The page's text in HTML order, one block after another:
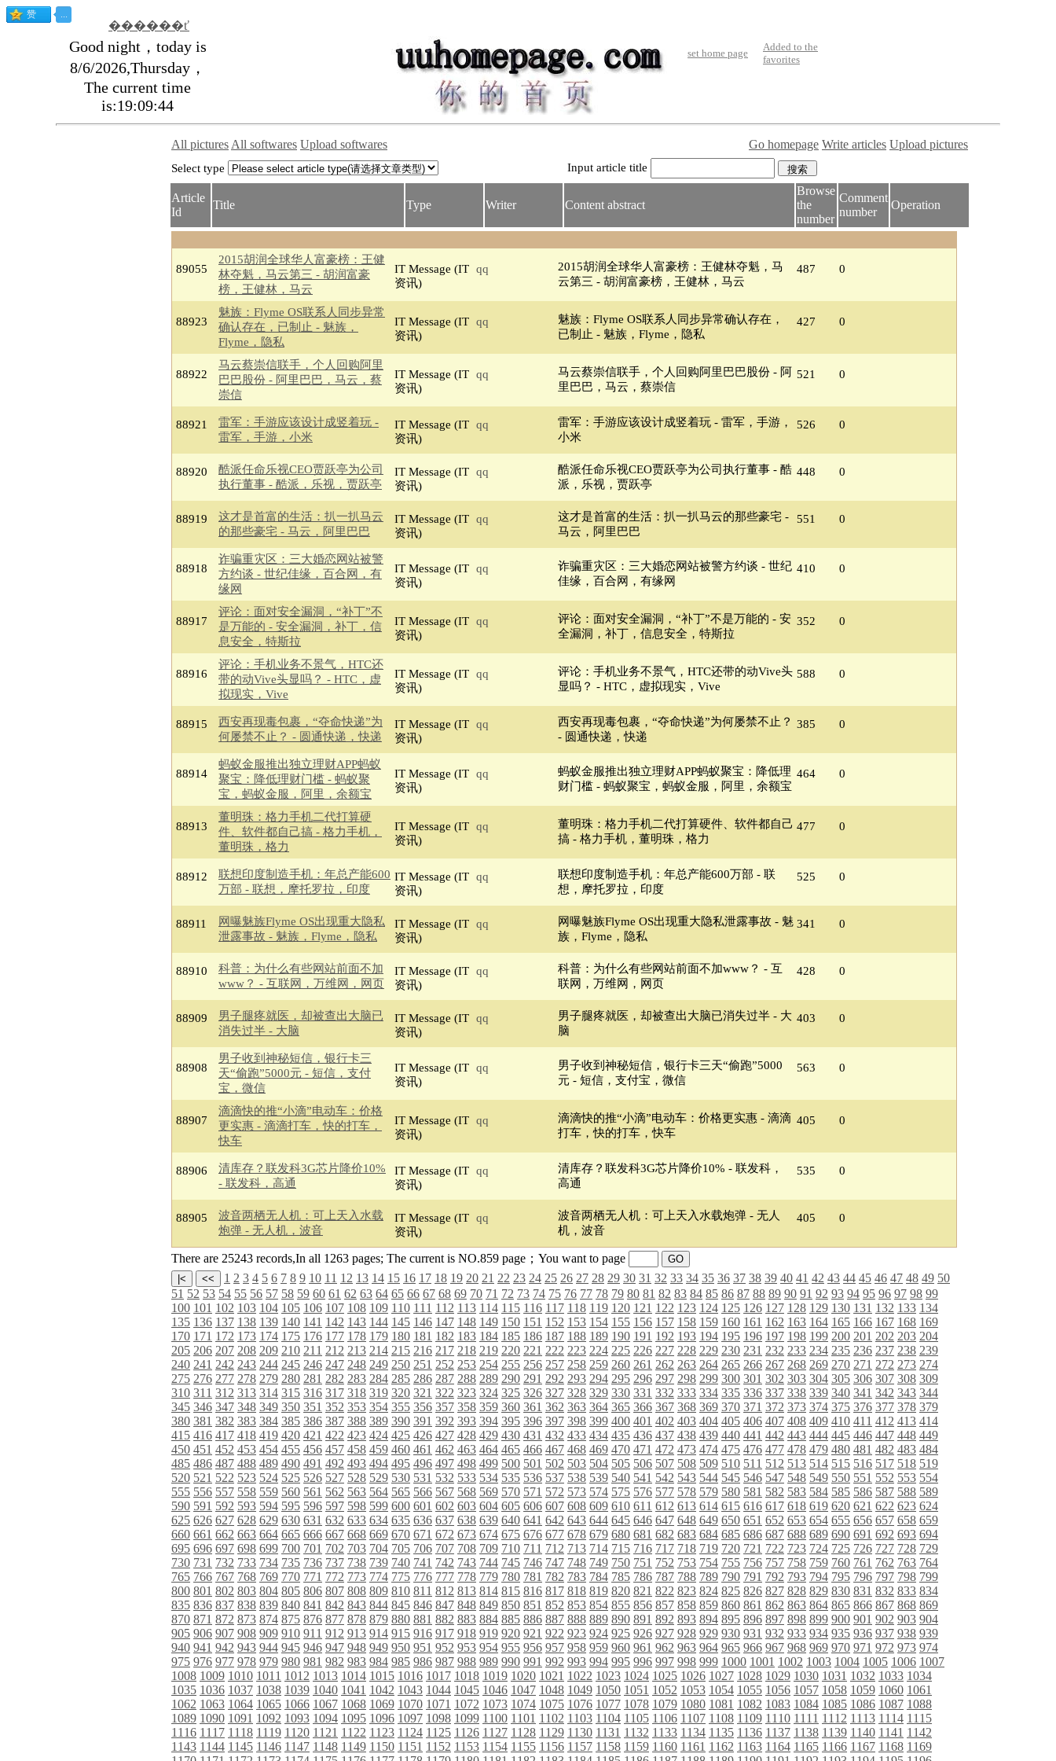
������ť
Good night，today is
8/6/2026,Thursday，
The current time
is:19:09:44
set home page
Added to the
favorites
All pictures All softwares Upload softwares Go homepage Write articles Upload pictures
Select type Input article title
Article
Id
Title Type Writer Content abstract
Browse
the
number
Comment
number
Operation
89055
2015胡润全球华人富豪榜：王健
林夺魁，马云第三 - 胡润富豪
榜，王健林，马云
IT Message (IT
资讯)
qq
2015胡润全球华人富豪榜：王健林夺魁，马
云第三 - 胡润富豪榜，王健林，马云
487 0
88923
魅族：Flyme OS联系人同步异常
确认存在，已制止 - 魅族，
Flyme，隐私
IT Message (IT
资讯)
qq
魅族：Flyme OS联系人同步异常确认存在，
已制止 - 魅族，Flyme，隐私
427 0
88922
马云蔡崇信联手，个人回购阿里
巴巴股份 - 阿里巴巴，马云，蔡
崇信
IT Message (IT
资讯)
qq
马云蔡崇信联手，个人回购阿里巴巴股份 - 阿
里巴巴，马云，蔡崇信
521 0
88921
雷军：手游应该设计成竖着玩 -
雷军，手游，小米
IT Message (IT
资讯)
qq
雷军：手游应该设计成竖着玩 - 雷军，手游，
小米
526 0
88920
酷派任命乐视CEO贾跃亭为公司
执行董事 - 酷派，乐视，贾跃亭
IT Message (IT
资讯)
qq
酷派任命乐视CEO贾跃亭为公司执行董事 - 酷
派，乐视，贾跃亭
448 0
88919
这才是首富的生活：扒一扒马云
的那些豪宅 - 马云，阿里巴巴
IT Message (IT
资讯)
qq
这才是首富的生活：扒一扒马云的那些豪宅 -
马云，阿里巴巴
551 0
88918
诈骗重灾区：三大婚恋网站被警
方约谈 - 世纪佳缘，百合网，有
缘网
IT Message (IT
资讯)
qq
诈骗重灾区：三大婚恋网站被警方约谈 - 世纪
佳缘，百合网，有缘网
410 0
88917
评论：面对安全漏洞，“补丁”不
是万能的 - 安全漏洞，补丁，信
息安全，特斯拉
IT Message (IT
资讯)
qq
评论：面对安全漏洞，“补丁”不是万能的 - 安
全漏洞，补丁，信息安全，特斯拉
352 0
88916
评论：手机业务不景气，HTC还
带的动Vive头显吗？ - HTC，虚
拟现实，Vive
IT Message (IT
资讯)
qq
评论：手机业务不景气，HTC还带的动Vive头
显吗？ - HTC，虚拟现实，Vive
588 0
88915
西安再现毒包裹，“夺命快递”为
何屡禁不止？ - 圆通快递，快递
IT Message (IT
资讯)
qq
西安再现毒包裹，“夺命快递”为何屡禁不止？
- 圆通快递，快递
385 0
88914
蚂蚁金服推出独立理财APP蚂蚁
聚宝：降低理财门槛 - 蚂蚁聚
宝，蚂蚁金服，阿里，余额宝
IT Message (IT
资讯)
qq
蚂蚁金服推出独立理财APP蚂蚁聚宝：降低理
财门槛 - 蚂蚁聚宝，蚂蚁金服，阿里，余额宝
464 0
88913
董明珠：格力手机二代打算硬
件、软件都自己搞 - 格力手机，
董明珠，格力
IT Message (IT
资讯)
qq
董明珠：格力手机二代打算硬件、软件都自己
搞 - 格力手机，董明珠，格力
477 0
88912
联想印度制造手机：年总产能600
万部 - 联想，摩托罗拉，印度
IT Message (IT
资讯)
qq
联想印度制造手机：年总产能600万部 - 联
想，摩托罗拉，印度
525 0
88911
网曝魅族Flyme OS出现重大隐私
泄露事故 - 魅族，Flyme，隐私
IT Message (IT
资讯)
qq
网曝魅族Flyme OS出现重大隐私泄露事故 - 魅
族，Flyme，隐私
341 0
88910
科普：为什么有些网站前面不加
www？ - 互联网，万维网，网页
IT Message (IT
资讯)
qq
科普：为什么有些网站前面不加www？ - 互
联网，万维网，网页
428 0
88909
男子腿疼就医，却被查出大脑已
消失过半 - 大脑
IT Message (IT
资讯)
qq
男子腿疼就医，却被查出大脑已消失过半 - 大
脑
403 0
88908
男子收到神秘短信，银行卡三
天“偷跑”5000元 - 短信，支付
宝，微信
IT Message (IT
资讯)
qq
男子收到神秘短信，银行卡三天“偷跑”5000
元 - 短信，支付宝，微信
563 0
88907
滴滴快的推“小滴”电动车：价格
更实惠 - 滴滴打车，快的打车，
快车
IT Message (IT
资讯)
qq
滴滴快的推“小滴”电动车：价格更实惠 - 滴滴
打车，快的打车，快车
405 0
88906
清库存？联发科3G芯片降价10%
- 联发科，高通
IT Message (IT
资讯)
qq
清库存？联发科3G芯片降价10% - 联发科，
高通
535 0
88905
波音两栖无人机：可上天入水载
炮弹 - 无人机，波音
IT Message (IT
资讯)
qq
波音两栖无人机：可上天入水载炮弹 - 无人
机，波音
405 0
There are 25243 records,In all 1263 pages; The current is NO.859 page；You want to page
1 2 3 4 5 6 7 8 9 10 11 12 13 14 15 16 17 18 19 20 21 22 23 24 25 26 27 28 29 30 31 32 33 34 35 36 37 38 39 40 41 42 43 44 45 46 47 48 49 50
51 52 53 54 55 56 57 58 59 60 61 62 63 64 65 66 67 68 69 70 71 72 73 74 75 76 77 78 79 80 81 82 83 84 85 86 87 88 89 90 91 92 93 94 95 96 97 98 99
100 101 102 103 104 105 106 107 108 109 110 111 112 113 114 115 116 117 118 119 120 121 122 123 124 125 126 127 128 129 130 131 132 133 134
135 136 137 138 139 140 141 142 143 144 145 146 147 148 149 150 151 152 153 154 155 156 157 158 159 160 161 162 163 164 165 166 167 168 169
170 171 172 173 174 175 176 177 178 179 180 181 182 183 184 185 186 187 188 189 190 191 192 193 194 195 196 197 198 199 200 201 202 203 204
205 206 207 208 209 210 211 212 213 214 215 216 217 218 219 220 221 222 223 224 225 226 227 228 229 230 231 232 233 234 235 236 237 238 239
240 241 242 243 244 245 246 247 248 249 250 251 252 253 254 255 256 257 258 259 260 261 262 263 264 265 266 267 268 269 270 271 272 273 274
275 276 277 278 279 280 281 282 283 284 285 286 287 288 289 290 291 292 293 294 295 296 297 298 299 300 301 302 303 304 305 306 307 308 309
310 311 312 313 314 315 316 317 318 319 320 321 322 323 324 325 326 327 328 329 330 331 332 333 334 335 336 337 338 339 340 341 342 343 344
345 346 347 348 349 350 351 352 353 354 355 356 357 358 359 360 361 362 363 364 365 366 367 368 369 370 371 372 373 374 375 376 377 378 379
380 381 382 383 384 385 386 387 388 389 390 391 392 393 394 395 396 397 398 399 400 401 402 403 404 405 406 407 408 409 410 411 412 413 414
415 416 417 418 419 420 421 422 423 424 425 426 427 428 429 430 431 432 433 434 435 436 437 438 439 440 441 442 443 444 445 446 447 448 449
450 451 452 453 454 455 456 457 458 459 460 461 462 463 464 465 466 467 468 469 470 471 472 473 474 475 476 477 478 479 480 481 482 483 484
485 486 487 488 489 490 491 492 493 494 495 496 497 498 499 500 501 502 503 504 505 506 507 508 509 510 511 512 513 514 515 516 517 518 519
520 521 522 523 524 525 526 527 528 529 530 531 532 533 534 535 536 537 538 539 540 541 542 543 544 545 546 547 548 549 550 551 552 553 554
555 556 557 558 559 560 561 562 563 564 565 566 567 568 569 570 571 572 573 574 575 576 577 578 579 580 581 582 583 584 585 586 587 588 589
590 591 592 593 594 595 596 597 598 599 600 601 602 603 604 605 606 607 608 609 610 611 612 613 614 615 616 617 618 619 620 621 622 623 624
625 626 627 628 629 630 631 632 633 634 635 636 637 638 639 640 641 642 643 644 645 646 647 648 649 650 651 652 653 654 655 656 657 658 659
660 661 662 663 664 665 666 667 668 669 670 671 672 673 674 675 676 677 678 679 680 681 682 683 684 685 686 687 688 689 690 691 692 693 694
695 696 697 698 699 700 701 702 703 704 705 706 707 708 709 710 711 712 713 714 715 716 717 718 719 720 721 722 723 724 725 726 727 728 729
730 731 732 733 734 735 736 737 738 739 740 741 742 743 744 745 746 747 748 749 750 751 752 753 754 755 756 757 758 759 760 761 762 763 764
765 766 767 768 769 770 771 772 773 774 775 776 777 778 779 780 781 782 783 784 785 786 787 788 789 790 791 792 793 794 795 796 797 798 799
800 801 802 803 804 805 806 807 808 809 810 811 812 813 814 815 816 817 818 819 820 821 822 823 824 825 826 827 828 829 830 831 832 833 834
835 836 837 838 839 840 841 842 843 844 845 846 847 848 849 850 851 852 853 854 855 856 857 858 859 860 861 862 863 864 865 866 867 868 869
870 871 872 873 874 875 876 877 878 879 880 881 882 883 884 885 886 887 888 889 890 891 892 893 894 895 896 897 898 899 900 901 902 903 904
905 906 907 908 909 910 911 912 913 914 915 916 917 918 919 920 921 922 923 924 925 926 927 928 929 930 931 932 933 934 935 936 937 938 939
940 941 942 943 944 945 946 947 948 949 950 951 952 953 954 955 956 957 958 959 960 961 962 963 964 965 966 967 968 969 970 971 972 973 974
975 976 977 978 979 980 981 982 983 984 985 986 987 988 989 990 991 992 993 994 995 996 997 998 999 1000 1001 1002 1003 1004 1005 1006 1007
1008 1009 1010 1011 1012 1013 1014 1015 1016 1017 1018 1019 1020 1021 1022 1023 1024 1025 1026 1027 1028 1029 1030 1031 1032 1033 1034
1035 1036 1037 1038 1039 1040 1041 1042 1043 1044 1045 1046 1047 1048 1049 1050 1051 1052 1053 1054 1055 1056 1057 1058 1059 1060 1061
1062 1063 1064 1065 1066 1067 1068 1069 1070 1071 1072 1073 1074 1075 1076 1077 1078 1079 1080 1081 1082 1083 1084 1085 1086 1087 1088
1089 1090 1091 1092 1093 1094 1095 1096 1097 1098 1099 1100 1101 1102 1103 1104 1105 1106 1107 1108 1109 1110 1111 1112 1113 1114 1115
1116 1117 1118 1119 1120 1121 1122 1123 1124 1125 1126 1127 1128 1129 1130 1131 1132 1133 1134 1135 1136 1137 1138 1139 1140 1141 1142
1143 1144 1145 1146 1147 1148 1149 1150 1151 1152 1153 1154 1155 1156 1157 1158 1159 1160 1161 1162 1163 1164 1165 1166 1167 1168 1169